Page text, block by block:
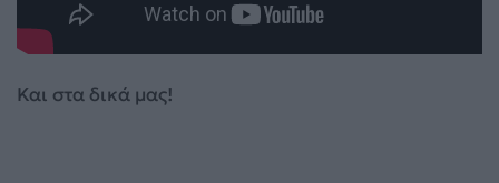
Και στα δικά μας!